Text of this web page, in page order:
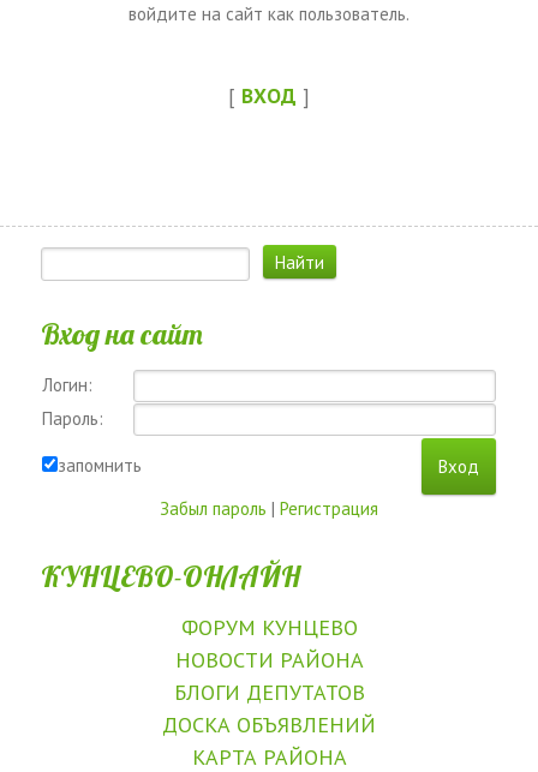
войдите на сайт как пользователь.
[ ВХОД ]
Вход на сайт
Логин:
Пароль:
запомнить
Забыл пароль | Регистрация
КУНЦЕВО-ОНЛАЙН
ФОРУМ КУНЦЕВО
НОВОСТИ РАЙОНА
БЛОГИ ДЕПУТАТОВ
ДОСКА ОБЪЯВЛЕНИЙ
КАРТА РАЙОНА